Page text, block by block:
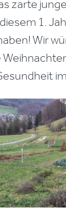
zarte
1.
Wir